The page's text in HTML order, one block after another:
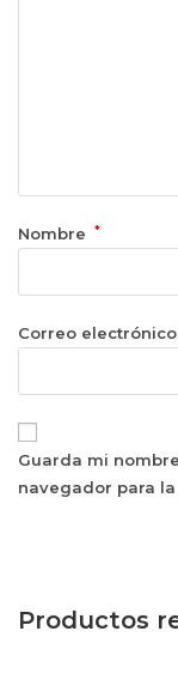
Nombre *
Correo electrónico
Guarda mi
navegador para
Productos